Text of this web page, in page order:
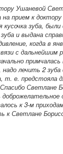
Ушаневой
на прием к
зуба,
и выдана
когда в
с дальнейшим
лечить 2
т. е. предстояла
Светлане
к 3-м
к Светлане